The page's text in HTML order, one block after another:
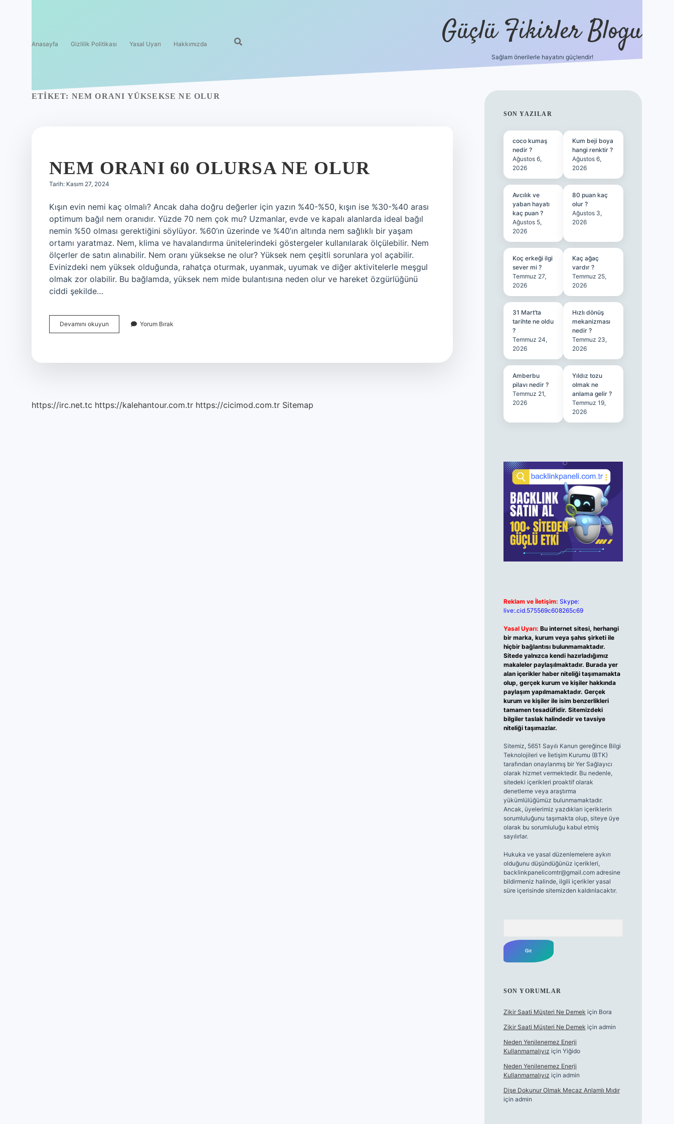
Anasayfa Gizlilik Politikası Yasal Uyarı Hakkımızda Güçlü Fikirler Blogu
Sağlam önerilerle hayatını güçlendir!
ETIKET: NEM ORANI YÜKSEKSE NE OLUR
NEM ORANI 60 OLURSA NE OLUR
Tarih: Kasım 27, 2024
Kışın evin nemi kaç olmalı? Ancak daha doğru değerler için yazın %40-%50, kışın ise %30-%40 arası
optimum bağıl nem oranıdır. Yüzde 70 nem çok mu? Uzmanlar, evde ve kapalı alanlarda ideal bağıl
nemin %50 olması gerektiğini söylüyor. %60’ın üzerinde ve %40’ın altında nem sağlıklı bir yaşam
ortamı yaratmaz. Nem, klima ve havalandırma ünitelerindeki göstergeler kullanılarak ölçülebilir. Nem
ölçerler de satın alınabilir. Nem oranı yüksekse ne olur? Yüksek nem çeşitli sorunlara yol açabilir.
Evinizdeki nem yüksek olduğunda, rahatça oturmak, uyanmak, uyumak ve diğer aktivitelerle meşgul
olmak zor olabilir. Bu bağlamda, yüksek nem mide bulantısına neden olur ve hareket özgürlüğünü
ciddi şekilde…
Devamını okuyun
Oranı
Yorum Bırak
https://irc.net.tc https://kalehantour.com.tr https://cicimod.com.tr Sitemap
SIDEBAR
SON YAZILAR
coco kumaş
nedir ?
Ağustos 6,
2026
Kum beji boya
hangi renktir ?
Ağustos 6,
2026
Avcılık ve
yaban hayatı
kaç puan ?
Ağustos 5,
2026
80 puan kaç
olur ?
Ağustos 3,
2026
Koç erkeği ilgi
sever mi ?
Temmuz 27,
2026
Kaç ağaç
vardır ?
Temmuz 25,
2026
31 Mart’ta
tarihte ne oldu
?
Temmuz 24,
2026
Hızlı dönüş
mekanizması
nedir ?
Temmuz 23,
2026
Amberbu
pilavı nedir ?
Temmuz 21,
2026
Yıldız tozu
olmak ne
anlama gelir ?
Temmuz 19,
2026
Reklam ve İletişim: Skype:
live:.cid.575569c608265c69
Yasal Uyarı: Bu internet sitesi, herhangi
bir marka, kurum veya şahıs şirketi ile
hiçbir bağlantısı bulunmamaktadır.
Sitede yalnızca kendi hazırladığımız
makaleler paylaşılmaktadır. Burada yer
alan içerikler haber niteliği taşımamakta
olup, gerçek kurum ve kişiler hakkında
paylaşım yapılmamaktadır. Gerçek
kurum ve kişiler ile isim benzerlikleri
tamamen tesadüfidir. Sitemizdeki
bilgiler taslak halindedir ve tavsiye
niteliği taşımazlar.
Sitemiz, 5651 Sayılı Kanun gereğince Bilgi
Teknolojileri ve İletişim Kurumu (BTK)
tarafından onaylanmış bir Yer Sağlayıcı
olarak hizmet vermektedir. Bu nedenle,
sitedeki içerikleri proaktif olarak
denetleme veya araştırma
yükümlülüğümüz bulunmamaktadır.
Ancak, üyelerimiz yazdıkları içeriklerin
sorumluluğunu taşımakta olup, siteye üye
olarak bu sorumluluğu kabul etmiş
sayılırlar.
Hukuka ve yasal düzenlemelere aykırı
olduğunu düşündüğünüz içerikleri,
backlinkpanelicomtr@gmail.comadresine
bildirmeniz halinde, ilgili içerikler yasal
süre içerisinde sitemizden kaldırılacaktır.
SON YORUMLAR
Zikir Saati Müşteri Ne Demek için Bora
Zikir Saati Müşteri Ne Demek için admin
Neden Yenilenemez Enerji
Kullanmamalıyız için Yiğido
Neden Yenilenemez Enerji
Kullanmamalıyız için admin
Dişe Dokunur Olmak Mecaz Anlamlı Mıdır
için admin
ilbet bahis sitesi